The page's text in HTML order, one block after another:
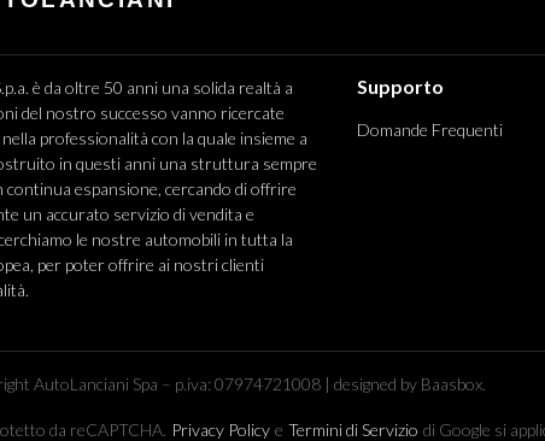
è da oltre 50 anni una solida realtà a
del nostro successo vanno ricercate
professionalità con la quale insieme a
in questi anni una struttura sempre
continua espansione, cercando di offrire
un accurato servizio di vendita e
le nostre automobili in tutta la
per poter offrire ai nostri clienti
Supporto
Domande Frequenti
AutoLanciani Spa – p.iva: 07974721008 | designed by Baasbox.
da reCAPTCHA. Privacy Policy e Termini di Servizio di Google si